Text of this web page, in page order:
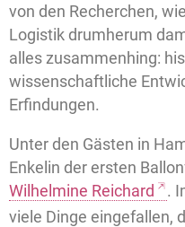
von den Recherchen,
Logistik drumherum
alles zusammenhing:
wissenschaftliche
Erfindungen.
Unter den Gästen in
Enkelin der ersten
Wilhelmine Reichard
.
viele Dinge eingefallen,